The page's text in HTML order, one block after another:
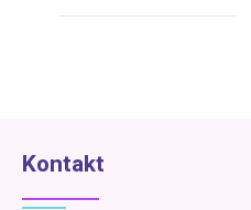
Kontakt